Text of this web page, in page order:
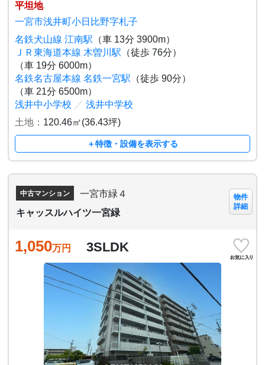
平坦地
一宮市浅井町小日比野字札子
名鉄犬山線 江南駅 （車 13分 3900m）
ＪＲ東海道本線 木曽川駅 （徒歩 76分）
（車 19分 6000m）
名鉄名古屋本線 名鉄一宮駅 （徒歩 90分）
（車 21分 6500m）
浅井中小学校 ／ 浅井中学校
土地： 120.46㎡(36.43坪)
＋特徴・設備を表示する
中古マンション
一宮市緑４
キャッスルハイツ一宮緑
物件
詳細
1,050万円 3SLDK